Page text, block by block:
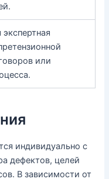
или
индивидуально с
дефектов, целей
В зависимости от